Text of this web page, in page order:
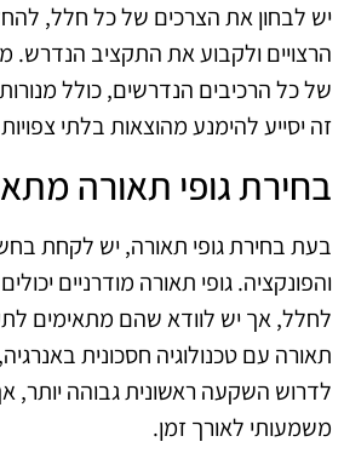
יש לבחון את הצרכים של כל חלל,
הרצויים ולקבוע את התקציב הנדרש.
של כל הרכיבים הנדרשים, כולל
זה יסייע להימנע מהוצאות בלתי
בחירת גופי תאורה
בעת בחירת גופי תאורה, יש לקחת
והפונקציה. גופי תאורה מודרניים
לחלל, אך יש לוודא שהם מתאימים
לדרוש השקעה ראשונית גבוהה יותר,
משמעותי לאורך זמן.